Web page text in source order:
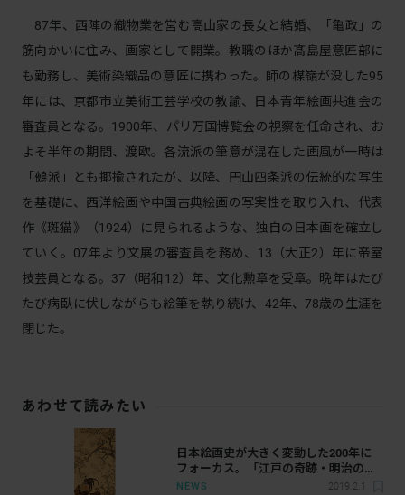
87年、西陣の織物業を営む高山家の長女と結婚、「亀政」の
筋向かいに住み、画家として開業。教職のほか髙島屋意匠部に
も勤務し、美術染織品の意匠に携わった。師の楳嶺が没した95
年には、京都市立美術工芸学校の教諭、日本青年絵画共進会の
審査員となる。1900年、パリ万国博覧会の視察を任命され、お
よそ半年の期間、渡欧。各流派の筆意が混在した画風が一時は
「鵺派」とも揶揄されたが、以降、円山四条派の伝統的な写生
を基礎に、西洋絵画や中国古典絵画の写実性を取り入れ、代表
作《斑猫》（1924）に見られるような、独自の日本画を確立し
ていく。07年より文展の審査員を務め、13（大正2）年に帝室
技芸員となる。37（昭和12）年、文化勲章を受章。晩年はたび
たび病臥に伏しながらも絵筆を執り続け、42年、78歳の生涯を
閉じた。
あわせて読みたい
日本絵画史が大きく変動した200年に
フォーカス。「江戸の奇跡・明治の輝
き－日本絵画の200年」が岡山県立美
NEWS 2019.2.1